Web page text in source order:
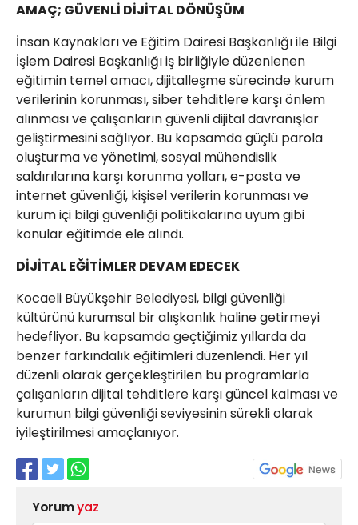
AMAÇ; GÜVENLİ DİJİTAL DÖNÜŞÜM
İnsan Kaynakları ve Eğitim Dairesi Başkanlığı ile Bilgi
İşlem Dairesi Başkanlığı iş birliğiyle düzenlenen
eğitimin temel amacı, dijitalleşme sürecinde kurum
verilerinin korunması, siber tehditlere karşı önlem
alınması ve çalışanların güvenli dijital davranışlar
geliştirmesini sağlıyor. Bu kapsamda güçlü parola
oluşturma ve yönetimi, sosyal mühendislik
saldırılarına karşı korunma yolları, e-posta ve
internet güvenliği, kişisel verilerin korunması ve
kurum içi bilgi güvenliği politikalarına uyum gibi
konular eğitimde ele alındı.
DİJİTAL EĞİTİMLER DEVAM EDECEK
Kocaeli Büyükşehir Belediyesi, bilgi güvenliği
kültürünü kurumsal bir alışkanlık haline getirmeyi
hedefliyor. Bu kapsamda geçtiğimiz yıllarda da
benzer farkındalık eğitimleri düzenlendi. Her yıl
düzenli olarak gerçekleştirilen bu programlarla
çalışanların dijital tehditlere karşı güncel kalması ve
kurumun bilgi güvenliği seviyesinin sürekli olarak
iyileştirilmesi amaçlanıyor.
Yorumyaz